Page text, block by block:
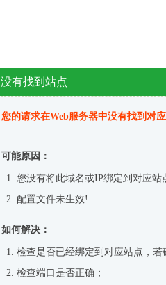
没有找到站点
您的请求在Web服务器中没有找到对
可能原因：
您没有将此域名或IP绑定到对应站
配置文件未生效!
如何解决：
检查是否已经绑定到对应站点，
检查端口是否正确；